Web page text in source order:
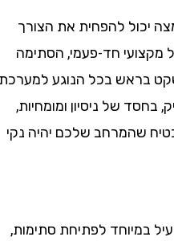
להפחית את הצורך
חד-פעמי, הסתימה
בכל הנוגע למערכת
של ניסיון ומומחיות,
שהמרחב שלכם יהיה נקי
לפתיחת סתימות,